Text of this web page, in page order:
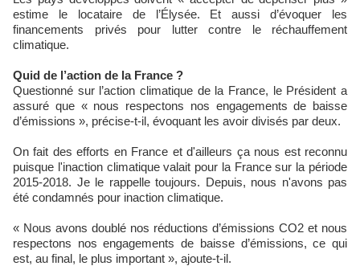
estime le locataire de l’Élysée. Et aussi d’évoquer les
financements privés pour lutter contre le réchauffement
climatique.
Quid de l’action de la France ?
Questionné sur l’action climatique de la France, le Président a
assuré que « nous respectons nos engagements de baisse
d’émissions », précise-t-il, évoquant les avoir divisés par deux.
On fait des efforts en France et d'ailleurs ça nous est reconnu
puisque l'inaction climatique valait pour la France sur la période
2015-2018. Je le rappelle toujours. Depuis, nous n'avons pas
été condamnés pour inaction climatique.
« Nous avons doublé nos réductions d’émissions CO2 et nous
respectons nos engagements de baisse d’émissions, ce qui
est, au final, le plus important », ajoute-t-il.